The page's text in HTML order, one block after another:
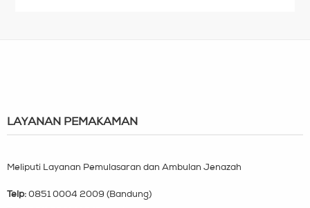
LAYANAN PEMAKAMAN
Meliputi Layanan Pemulasaran dan Ambulan Jenazah
Telp: 0851 0004 2009 (Bandung)